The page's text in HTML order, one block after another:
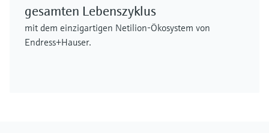
gesamten Lebenszyklus
mit dem einzigartigen Netilion-Ökosystem von
Endress+Hauser.